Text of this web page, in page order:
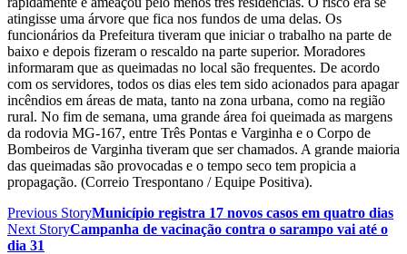
atingisse uma árvore que fica nos fundos de uma delas. Os
funcionários da Prefeitura tiveram que iniciar o trabalho na parte de
baixo e depois fizeram o rescaldo na parte superior. Moradores
informaram que as queimadas no local são frequentes. De acordo
com os servidores, todos os dias eles tem sido acionados para apagar
incêndios em áreas de mata, tanto na zona urbana, como na região
rural. No fim de semana, uma grande área foi queimada as margens
da rodovia MG-167, entre Três Pontas e Varginha e o Corpo de
Bombeiros de Varginha tiveram que ser chamados. A grande maioria
das queimadas são provocadas e o tempo seco tem propicia a
propagação. (Correio Trespontano / Equipe Positiva).
Previous StoryMunicípio registra 17 novos casos em quatro dias
Next StoryCampanha de vacinação contra o sarampo vai até o
dia 31